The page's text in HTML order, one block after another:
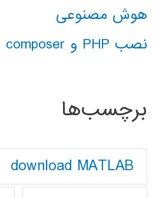
هوش مصنوعی
نصب PHP و composer در ویندوز 10
برچسب‌ها
download MATLAB